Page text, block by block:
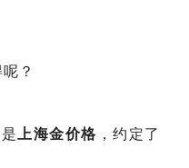
？
上海金价格 ，约定了